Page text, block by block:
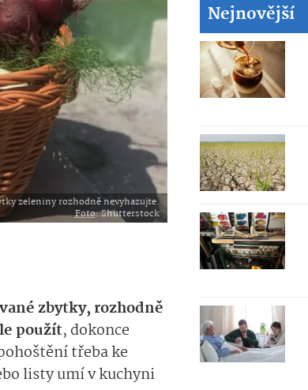
zeleniny rozhodně nevyhazujte.
Foto: Shutterstock
zbytky, rozhodně
použít, dokonce
třeba ke
listy umí v kuchyni
Nejnovější